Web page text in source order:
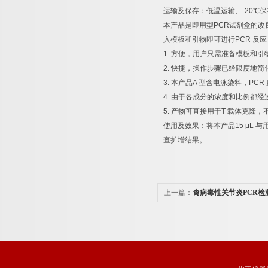
运输及保存：低温运输、 -20℃
本产品是即用型 PCR试剂盒的改
入模板和引物即可进行PCR 反
1. 方便，用户只需准备模板和引
2.快捷，操作步骤已经限度地简
3. 本产品A型含电泳染料， PCR
4. 由于各成分的浓度和比例都
5. 产物可直接用于T 载体克隆，
使用及效果：将本产品15 μL 与
查扩增结果。
上一篇： 禽病毒性关节炎PCR检